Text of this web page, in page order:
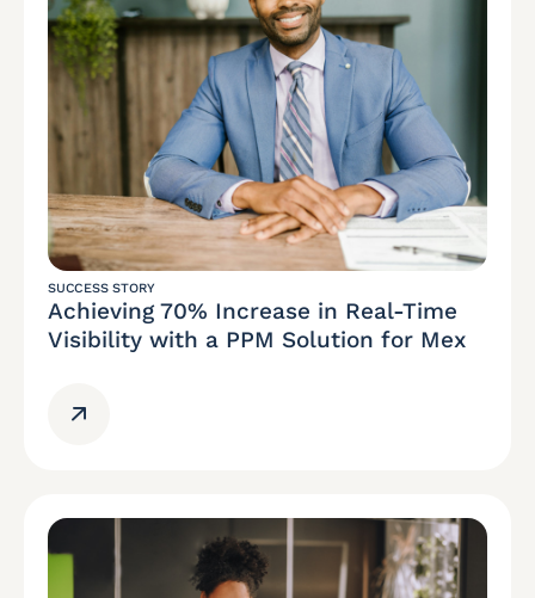
SUCCESS STORY
Achieving 70% Increase in Real-Time
Visibility with a PPM Solution for Mex